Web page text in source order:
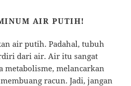
AIR PUTIH!
air putih. Padahal, tubuh
dari air. Air itu sangat
melancarkan
racun. Jadi, jangan